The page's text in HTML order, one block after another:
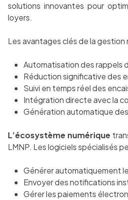
solutions innovantes pour
loyers.
Les avantages clés de la gestion
Automatisation des rappels
Réduction significative des
Suivi en temps réel des
Intégration directe avec la
Génération automatique
L’écosystème numérique
LMNP. Les logiciels spécialisés
Générer automatiquement
Envoyer des notifications
Gérer les paiements